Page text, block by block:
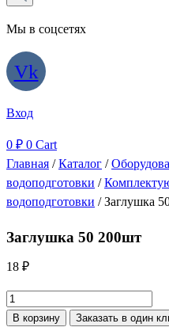
Мы в соцсетях
Vk
Вход
0 ₽ 0 Cart
Главная /Каталог /
водоподготовки /
водоподготовки / Заглушка
Заглушка 50 200шт
18 ₽
Количество
товара
В корзину Заказать в один